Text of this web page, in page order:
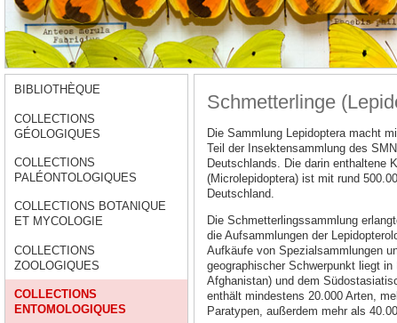
BIBLIOTHÈQUE
COLLECTIONS
GÉOLOGIQUES
COLLECTIONS
PALÉONTOLOGIQUES
COLLECTIONS BOTANIQUE
ET MYCOLOGIE
COLLECTIONS
ZOOLOGIQUES
COLLECTIONS
ENTOMOLOGIQUES
Schmetterlinge
Die Sammlung Lepidoptera macht
Teil der Insektensammlung des
Deutschlands. Die darin enthaltene
(Microlepidoptera) ist mit rund
Deutschland.
Die Schmetterlingssammlung
die Aufsammlungen der
Aufkäufe von Spezialsammlungen
geographischer Schwerpunkt liegt
Afghanistan) und dem
enthält mindestens 20.000 Arten,
Paratypen, außerdem mehr als